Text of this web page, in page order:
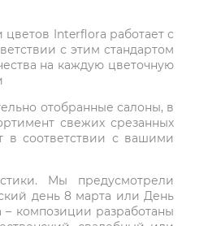
Interflora работает с
с этим стандартом
на каждую цветочную
отобранные салоны, в
свежих срезанных
в соответствии с вашими
Мы предусмотрели
день 8 марта или День
композиции разработаны